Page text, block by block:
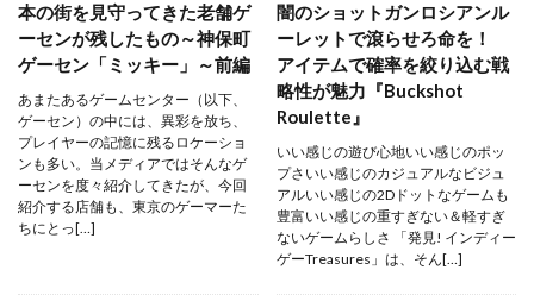
本の街を見守ってきた老舗ゲ
ーセンが残したもの～神保町
ゲーセン「ミッキー」～前編
あまたあるゲームセンター（以下、
ゲーセン）の中には、異彩を放ち、
プレイヤーの記憶に残るロケーショ
ンも多い。当メディアではそんなゲ
ーセンを度々紹介してきたが、今回
紹介する店舗も、東京のゲーマーた
ちにとっ[…]
闇のショットガンロシアンル
ーレットで滾らせろ命を！
アイテムで確率を絞り込む戦
略性が魅力『Buckshot
Roulette』
いい感じの遊び心地いい感じのポッ
プさいい感じのカジュアルなビジュ
アルいい感じの2Dドットなゲームも
豊富いい感じの重すぎない＆軽すぎ
ないゲームらしさ 「発見! インディー
ゲーTreasures」は、そん[…]